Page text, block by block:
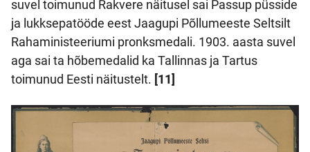
suvel toimunud Rakvere näitusel sai Passup püsside
ja lukksepatööde eest Jaagupi Põllumeeste Seltsilt
Rahaministeeriumi pronksmedali. 1903. aasta suvel
aga sai ta hõbemedalid ka Tallinnas ja Tartus
toimunud Eesti näitustelt. [11]